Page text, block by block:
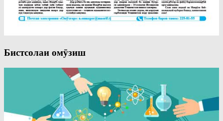
Бистсолаи омӯзиш